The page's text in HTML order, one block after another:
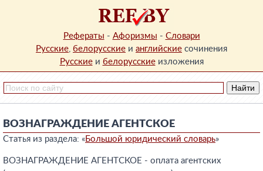
Рефераты - Афоризмы - Словари
Русские, белорусские и английские сочинения
Русскиеи белорусскиеизложения
ВОЗНАГРАЖДЕНИЕ АГЕНТСКОЕ
Статья из раздела: «Большой юридический словарь»
ВОЗНАГРАЖДЕНИЕ АГЕНТСКОЕ - оплата агентских